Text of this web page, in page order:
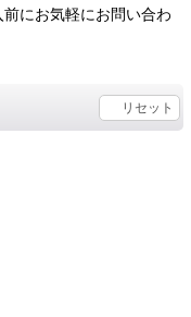
にお気軽にお問い合わ
リセット